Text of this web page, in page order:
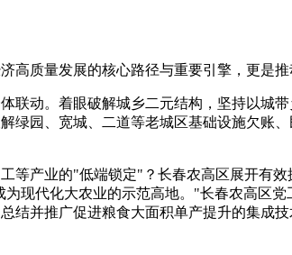
质量发展的核心路径与重要引擎，更是推
动。着眼破解城乡二元结构，坚持以城
园、宽城、二道等老城区基础设施欠账
等产业的"低端锁定"？长春农高区展开有
现代化大农业的示范高地。"长春农高区
结并推广促进粮食大面积单产提升的集成